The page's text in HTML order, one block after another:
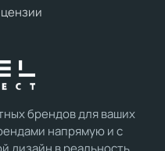
брендов для ваших
напрямую и с